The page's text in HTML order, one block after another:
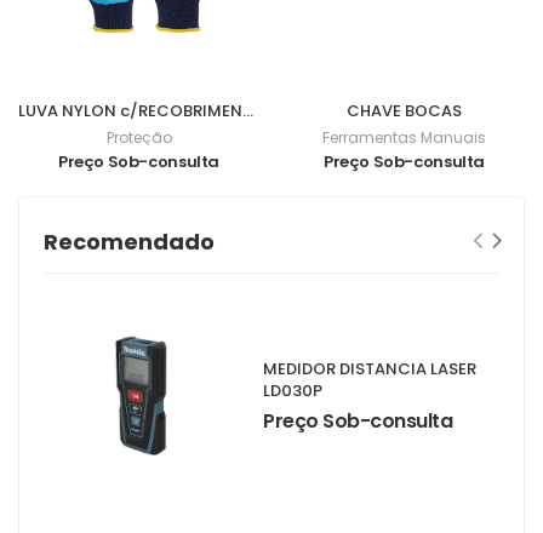
LUVA NYLON c/RECOBRIMENTO NITRILO FOAM 3/4 9 - 0701057
Proteção
Preço Sob-consulta
CHAVE BOCAS
Ferramentas Manuais
Preço Sob-consulta
Recomendado
MEDIDOR DISTANCIA LASER
LD030P
Preço Sob-consulta